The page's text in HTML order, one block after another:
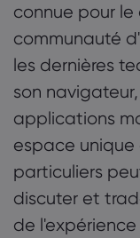
connue pour
communauté
les dernières
son
applications
espace unique
particuliers
discuter et
de